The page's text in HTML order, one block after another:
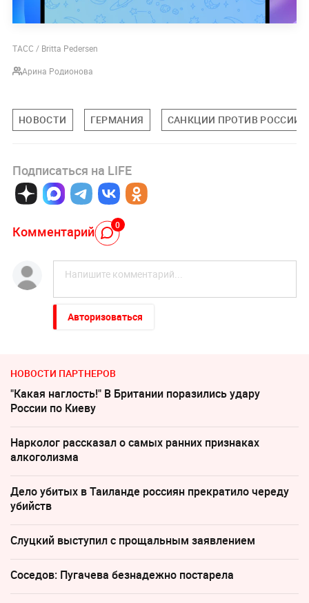
ТАСС / Britta Pedersen
Арина Родионова
НОВОСТИ ГЕРМАНИЯ САНКЦИИ ПРОТИВ РОССИИ
Подписаться на LIFE
Комментарий 0
Авторизоваться
НОВОСТИ ПАРТНЕРОВ
"Какая наглость!" В Британии поразились удару
России по Киеву
Нарколог рассказал о самых ранних признаках
алкоголизма
Дело убитых в Таиланде россиян прекратило череду
убийств
Слуцкий выступил с прощальным заявлением
Соседов: Пугачева безнадежно постарела